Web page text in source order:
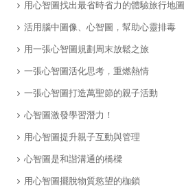
用心智圖找出最省時省力的體驗旅行地圖
活用腦中圖像、心智圖，幫助心靈排毒
用一張心智圖規劃周末放鬆之旅
一張心智圖活化思考，重燃熱情
一張心智圖打造萬聖節的親子活動
心智圖激發學習潛力！
用心智圖提升親子互動與管理
心智圖是和諧溝通的橋樑
用心智圖擺脫物質慾望的枷鎖